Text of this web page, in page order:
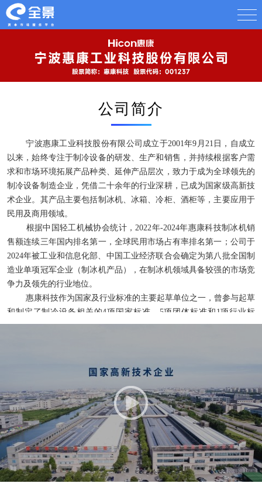
公司简介
宁波惠康工业科技股份有限公司成立于2001年9月21日，自成立
以来，始终专注于制冷设备的研发、生产和销售，并持续根据客户需
求和市场环境拓展产品种类、延伸产品层次，致力于成为全球领先的
制冷设备制造企业，凭借二十余年的行业深耕，已成为国家级高新技
术企业。其产品主要包括制冰机、冰箱、冷柜、酒柜等，主要应用于
民用及商用领域。
根据中国轻工机械协会统计，2022年-2024年惠康科技制冰机销
售额连续三年国内排名第一，全球民用市场占有率排名第一；公司于
2024年被工业和信息化部、中国工业经济联合会确定为第八批全国制
造业单项冠军企业（制冰机产品），在制冰机领域具备较强的市场竞
争力及领先的行业地位。
惠康科技作为国家及行业标准的主要起草单位之一，曾参与起草
和制定了制冷设备相关的4项国家标准、5项团体标准和1项行业标
准，为推动行业发展做出了积极贡献。同时，公司依靠持续不断的研
利47项。在创新驱动及研发投入的引领下，公司厚植品牌美誉，曾获
业”“浙江制造认证证书”、CNPP品牌网评选的“制冰机十大品牌”等多
项荣誉称号。2025年，公司研发的“YBD-100ZB微晶粒医用冰泥机”成
功入选2025年度国内首台（套）装产品。
多年来，公司树立了良好的品牌形象和市场口碑，产品获得了国
内外客户的广泛认可，销售区域覆盖中国、美国、加拿大、澳大利
亚、巴西等80多个国家和地区。
未来，公司将持续提升产品研发、工业设计和生产制造能力，不